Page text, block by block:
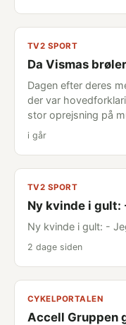
TV2 SPORT
Da Vismas
Dagen efter deres
der var
stor oprejsning på
i går
TV2 SPORT
Ny kvinde i gult:
Ny kvinde i gult: -
2 dage siden
CYKELPORTALEN
Accell Gruppen